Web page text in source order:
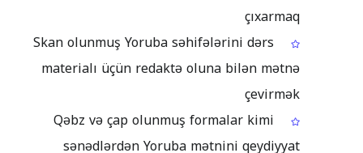
çıxarmaq
Skan olunmuş Yoruba səhifələrini dərs
materialı üçün redaktə oluna bilən mətnə
çevirmək
Qəbz və çap olunmuş formalar kimi
sənədlərdən Yoruba mətnini qeydiyyat